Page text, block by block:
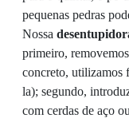
pequenas pedras
Nossa
primeiro,
concreto, utilizamos
la); segundo,
com cerdas de aço